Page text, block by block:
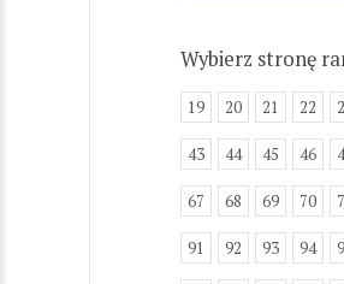
Wybierz stronę
19 20 21 22
43 44 45 46
67 68 69 70
91 92 93 94